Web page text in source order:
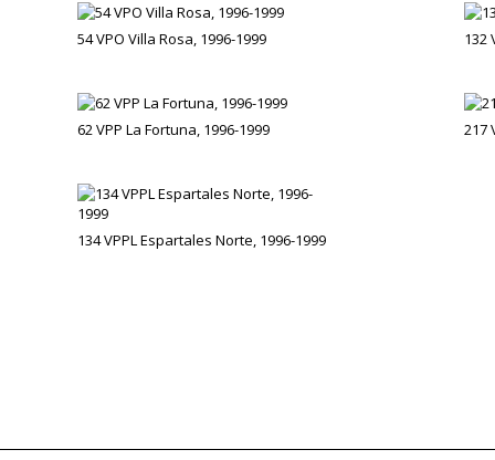
54 VPO Villa Rosa, 1996-1999 132
62 VPP La Fortuna, 1996-1999 217
134 VPPL Espartales Norte, 1996-1999